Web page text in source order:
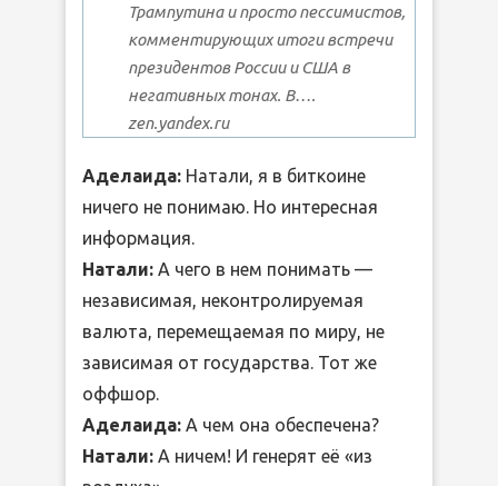
Трампутина и просто пессимистов,
комментирующих итоги встречи
президентов России и США в
негативных тонах. В….
zen.yandex.ru
Аделаида: Натали, я в биткоине
ничего не понимаю. Но интересная
информация.
Натали: А чего в нем понимать —
независимая, неконтролируемая
валюта, перемещаемая по миру, не
зависимая от государства. Тот же
оффшор.
Аделаида: А чем она обеспечена?
Натали: А ничем! И генерят её «из